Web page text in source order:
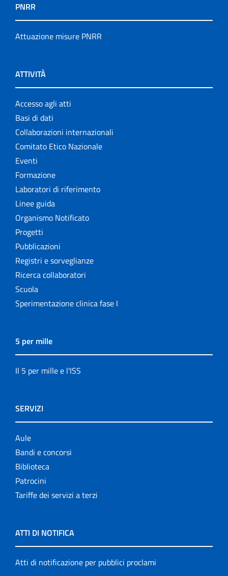
PNRR
Attuazione misure PNRR
ATTIVITÀ
Accesso agli atti
Basi di dati
Collaborazioni internazionali
Comitato Etico Nazionale
Eventi
Formazione
Laboratori di riferimento
Linee guida
Organismo Notificato
Progetti
Pubblicazioni
Registri e sorveglianze
Ricerca collaboratori
Scuola
Sperimentazione clinica fase I
5 per mille
Il 5 per mille e l'ISS
SERVIZI
Aule
Bandi e concorsi
Biblioteca
Patrocini
Tariffe dei servizi a terzi
ATTI DI NOTIFICA
Atti di notificazione per pubblici proclami